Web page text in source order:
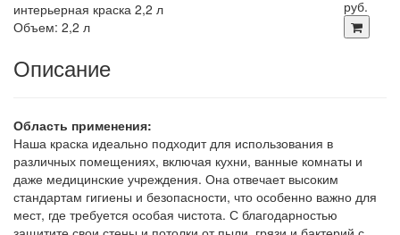
интерьерная краска 2,2 л
Объем: 2,2 л
руб.
Описание
Область применения:
Наша краска идеально подходит для использования в
различных помещениях, включая кухни, ванные комнаты и
даже медицинские учреждения. Она отвечает высоким
стандартам гигиены и безопасности, что особенно важно для
мест, где требуется особая чистота. С благодарностью